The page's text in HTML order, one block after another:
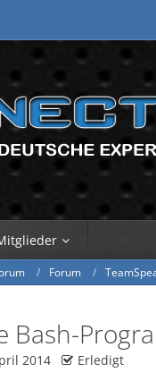
Forum
Bash-
2014 Erledigt